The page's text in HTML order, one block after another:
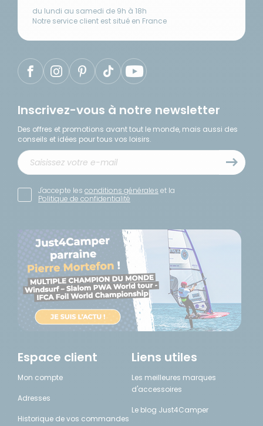
du lundi au samedi de 9h à 18h
Notre service client est situé en France
Inscrivez-vous à notre newsletter
Des offres et promotions avant tout le monde, mais aussi des
conseils et idées pour tous vos loisirs.
J'accepte les conditions générales et la
Politique de confidentialité
Espace client
Mon compte
Adresses
Historique de vos commandes
Liens utiles
Les meilleures marques
d'accessoires
Le blog Just4Camper